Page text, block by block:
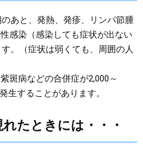
あと、発熱、発疹、リンパ節腫
感染（感染しても症状が出ない
。（症状は弱くても、周囲の人
斑病などの合併症が2,000～
生することがあります。
たときには・・・